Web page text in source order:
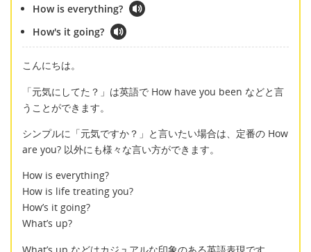
How is everything?
How's it going?
こんにちは。
「元気にしてた？」は英語で How have you been などと言
うことができます。
シンプルに「元気ですか？」と言いたい場合は、定番の How
are you? 以外にも様々な言い方ができます。
How is everything?
How is life treating you?
How’s it going?
What’s up?